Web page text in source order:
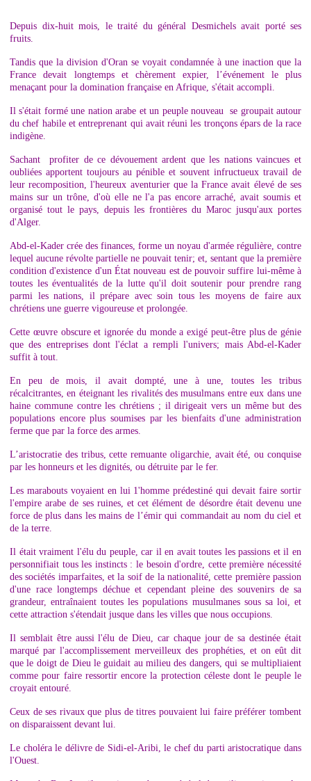
Depuis dix-huit mois, le traité du général Desmichels avait porté ses
fruits.
Tandis que la division d'Oran se voyait condamnée à une inaction que la
France devait longtemps et chèrement expier, l’événement le plus
menaçant pour la domination française en Afrique, s'était accompli.
Il s'était formé une nation arabe et un peuple nouveau se groupait autour
du chef habile et entreprenant qui avait réuni les tronçons épars de la race
indigène.
Sachant profiter de ce dévouement ardent que les nations vaincues et
oubliées apportent toujours au pénible et souvent infructueux travail de
leur recomposition, l'heureux aventurier que la France avait élevé de ses
mains sur un trône, d'où elle ne l'a pas encore arraché, avait soumis et
organisé tout le pays, depuis les frontières du Maroc jusqu'aux portes
d'Alger.
Abd-el-Kader crée des finances, forme un noyau d'armée régulière, contre
lequel aucune révolte partielle ne pouvait tenir; et, sentant que la première
condition d'existence d'un État nouveau est de pouvoir suffire lui-même à
toutes les éventualités de la lutte qu'il doit soutenir pour prendre rang
parmi les nations, il prépare avec soin tous les moyens de faire aux
chrétiens une guerre vigoureuse et prolongée.
Cette œuvre obscure et ignorée du monde a exigé peut-être plus de génie
que des entreprises dont l'éclat a rempli l'univers; mais Abd-el-Kader
suffit à tout.
En peu de mois, il avait dompté, une à une, toutes les tribus
récalcitrantes, en éteignant les rivalités des musulmans entre eux dans une
haine commune contre les chrétiens ; il dirigeait vers un même but des
populations encore plus soumises par les bienfaits d'une administration
ferme que par la force des armes.
L’aristocratie des tribus, cette remuante oligarchie, avait été, ou conquise
par les honneurs et les dignités, ou détruite par le fer.
Les marabouts voyaient en lui 1'homme prédestiné qui devait faire sortir
l'empire arabe de ses ruines, et cet élément de désordre était devenu une
force de plus dans les mains de l’émir qui commandait au nom du ciel et
de la terre.
Il était vraiment l'élu du peuple, car il en avait toutes les passions et il en
personnifiait tous les instincts : le besoin d'ordre, cette première nécessité
des sociétés imparfaites, et la soif de la nationalité, cette première passion
d'une race longtemps déchue et cependant pleine des souvenirs de sa
grandeur, entraînaient toutes les populations musulmanes sous sa loi, et
cette attraction s'étendait jusque dans les villes que nous occupions.
Il semblait être aussi l'élu de Dieu, car chaque jour de sa destinée était
marqué par l'accomplissement merveilleux des prophéties, et on eût dit
que le doigt de Dieu le guidait au milieu des dangers, qui se multipliaient
comme pour faire ressortir encore la protection céleste dont le peuple le
croyait entouré.
Ceux de ses rivaux que plus de titres pouvaient lui faire préférer tombent
on disparaissent devant lui.
Le choléra le délivre de Sidi-el-Aribi, le chef du parti aristocratique dans
l'Ouest.